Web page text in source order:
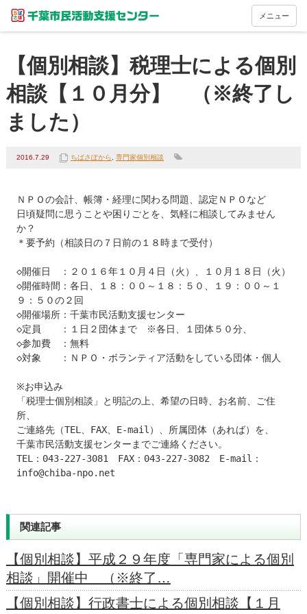
メニュー
【個別相談】税理士による個別
相談【１０月分】 （※終了し
ました）
2016.7.29 ちばさぽから 専門家個別相談
ＮＰＯの会計、帳簿・経理に関わる問題、認定ＮＰＯなど
日頃疑問に思うことや困りごとを、気軽に相談してみません
か？
＊要予約（相談日の７日前の１８時まで受付）
◇開催日　：２０１６年１０月４日（火）、１０月１８日（火）
◇開催時間：各日、１８：００～１８：５０、１９：００～１
９：５０の２回
◇開催場所：千葉市民活動支援センター
◇定員　　：１日２団体まで　※各日、１団体５０分、
◇参加費　：無料
◇対象　　：ＮＰＯ・ボランティア活動をしている団体・個人
※お申込み
「税理士個別相談」と明記の上、希望の日時、お名前、ご住
所、
ご連絡先（TEL、FAX、E-mail）、所属団体（あれば）を、
千葉市民活動支援センターまでご連絡ください。
TEL：043-227-3081　FAX：043-227-3082　E-mail：
info@chiba-npo.net
関連記事
【個別相談】平成２９年度「専門家による個別
相談」開催中 （※終了…
【個別相談】行政書士による個別相談【１月